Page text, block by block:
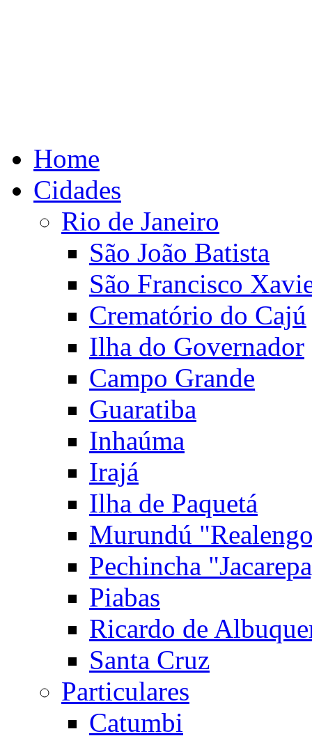
Home
Cidades
Rio de Janeiro
São João Batista
São Francisco
Crematório do Cajú
Ilha do Governador
Campo Grande
Guaratiba
Inhaúma
Irajá
Ilha de Paquetá
Murundú
Pechincha
Piabas
Ricardo de
Santa Cruz
Particulares
Catumbi